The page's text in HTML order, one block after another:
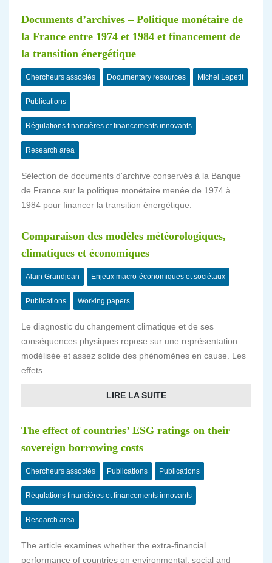
Documents d’archives – Politique monétaire de
la France entre 1974 et 1984 et financement de
la transition énergétique
Chercheurs associés Documentary resources Michel Lepetit
Publications
Régulations financières et financements innovants
Research area
Sélection de documents d'archive conservés à la Banque
de France sur la politique monétaire menée de 1974 à
1984 pour financer la transition énergétique.
Comparaison des modèles météorologiques,
climatiques et économiques
Alain Grandjean Enjeux macro-économiques et sociétaux
Publications Working papers
Le diagnostic du changement climatique et de ses
conséquences physiques repose sur une représentation
modélisée et assez solide des phénomènes en cause. Les
effets...
LIRE LA SUITE
The effect of countries’ ESG ratings on their
sovereign borrowing costs
Chercheurs associés Publications Publications
Régulations financières et financements innovants
Research area
The article examines whether the extra-financial
performance of countries on environmental, social and